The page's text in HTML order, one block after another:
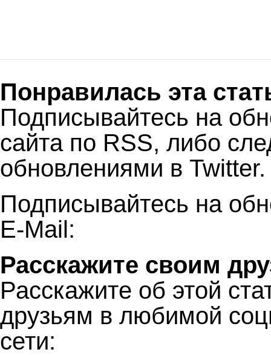
Понравилась эта
Подписывайтесь на
сайта по RSS, либо
обновлениями в Twitter.
Подписывайтесь на
E-Mail:
Расскажите своим
Расскажите об этой
друзьям в любимой
сети: